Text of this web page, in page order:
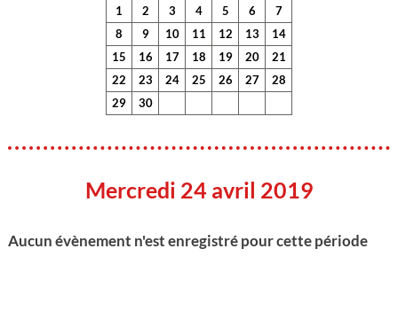
1 2 3 4 5 6
7
8
9 10 11 12 13
14
15
16 17 18 19 20
21
22
23 24 25 26 27
28
29
30
Mercredi 24 avril 2019
Aucun évènement n'est enregistré pour cette période